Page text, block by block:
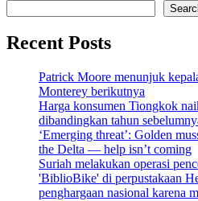
Recent Posts
Patrick Moore menunjuk
Monterey berikutnya
Harga konsumen Tiongkok
dibandingkan tahun
‘Emerging threat’: Golden
the Delta — help isn’t coming
Suriah melakukan operasi
'BiblioBike' di perpustakaan
penghargaan nasional karena